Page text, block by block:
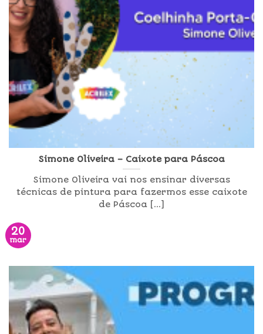
Simone Oliveira – Caixote para Páscoa
Simone Oliveira vai nos ensinar diversas
técnicas de pintura para fazermos esse caixote
de Páscoa [...]
20
mar